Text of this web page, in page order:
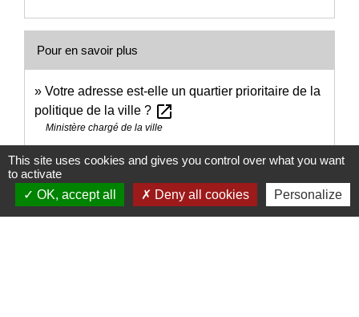
Pour en savoir plus
Votre adresse est-elle un quartier prioritaire de la
politique de la ville ? open_in_new
Ministère chargé de la ville
This site uses cookies and gives you control over what you want
to activate
OK, accept all
Deny all cookies Personalize